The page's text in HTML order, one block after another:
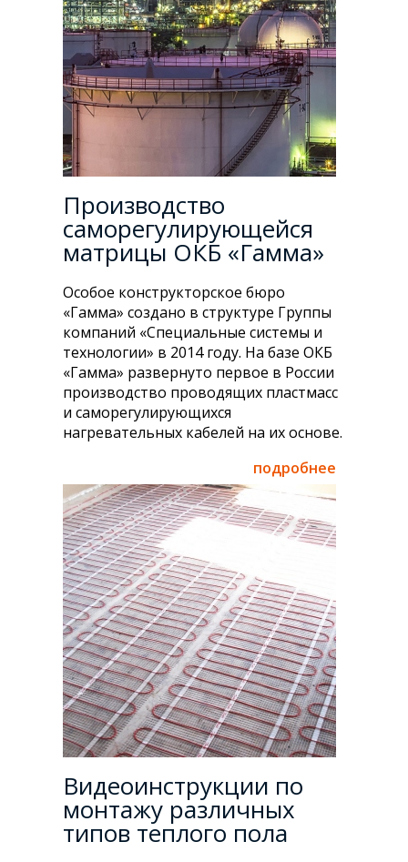
Производство
саморегулирующейся
матрицы ОКБ «Гамма»
Особое конструкторское бюро
«Гамма» создано в структуре Группы
компаний «Специальные системы и
технологии» в 2014 году. На базе ОКБ
«Гамма» развернуто первое в России
производство проводящих пластмасс
и саморегулирующихся
нагревательных кабелей на их основе.
подробнее
Видеоинструкции по
монтажу различных
типов теплого пола